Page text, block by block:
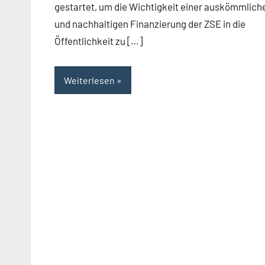
gestartet, um die Wichtigkeit einer
und nachhaltigen Finanzierung der ZSE in die
Öffentlichkeit zu […]
Weiterlesen